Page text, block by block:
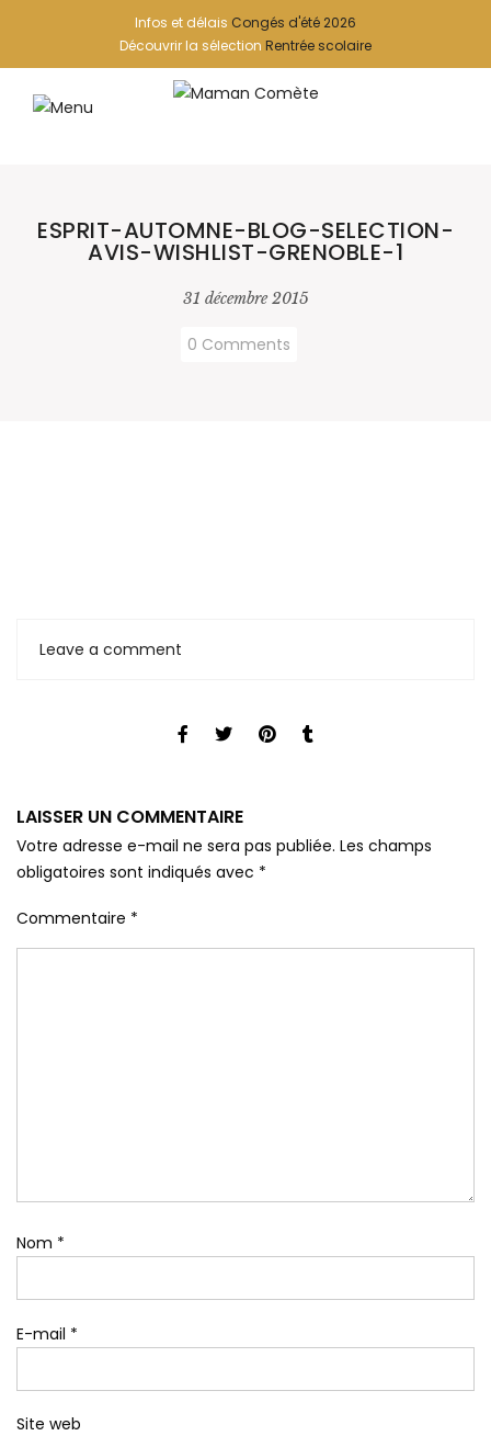
Infos et délais Congés d'été 2026
Découvrir la sélection Rentrée scolaire
ESPRIT-AUTOMNE-BLOG-SELECTION-
AVIS-WISHLIST-GRENOBLE-1
31 décembre 2015
0 Comments
Leave a comment
LAISSER UN COMMENTAIRE
Votre adresse e-mail ne sera pas publiée. Les champs
obligatoires sont indiqués avec *
Commentaire *
Nom *
E-mail *
Site web